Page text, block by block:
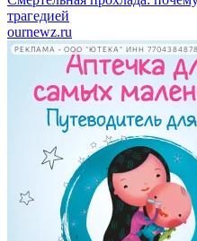
трагедией
ournewz.ru
РЕКЛАМА • ООО "ЮТЕКА" ИНН 7704384878